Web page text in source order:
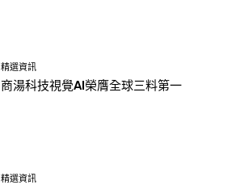
精選資訊
商湯科技視覺AI榮膺全球三料第一
精選資訊